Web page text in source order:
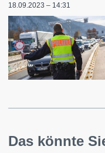
18.09.2023 – 14:31
Das könnte